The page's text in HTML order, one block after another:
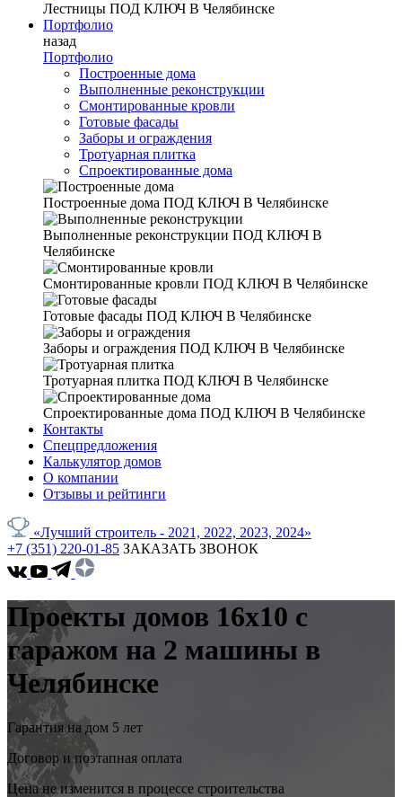
Лестницы ПОД КЛЮЧ В Челябинске
Портфолио
назад
Портфолио
Построенные дома
Выполненные реконструкции
Смонтированные кровли
Готовые фасады
Заборы и ограждения
Тротуарная плитка
Спроектированные дома
Построенные дома ПОД КЛЮЧ В Челябинске
Выполненные реконструкции ПОД КЛЮЧ В
Челябинске
Смонтированные кровли ПОД КЛЮЧ В Челябинске
Готовые фасады ПОД КЛЮЧ В Челябинске
Заборы и ограждения ПОД КЛЮЧ В Челябинске
Тротуарная плитка ПОД КЛЮЧ В Челябинске
Спроектированные дома ПОД КЛЮЧ В Челябинске
Контакты
Спецпредложения
Калькулятор домов
О компании
Отзывы и рейтинги
«Лучший строитель - 2021, 2022, 2023, 2024»
+7 (351) 220-01-85 ЗАКАЗАТЬ ЗВОНОК
Проекты домов 16x10 с
гаражом на 2 машины в
Челябинске
Гарантия на дом 5 лет
Договор и поэтапная оплата
Цена не изменится в процессе строительства